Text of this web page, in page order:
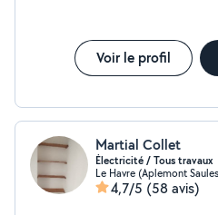
Voir le profil
Martial Collet
Électricité / Tous travaux
Le Havre (Aplemont
4,7/5 (58 avis)